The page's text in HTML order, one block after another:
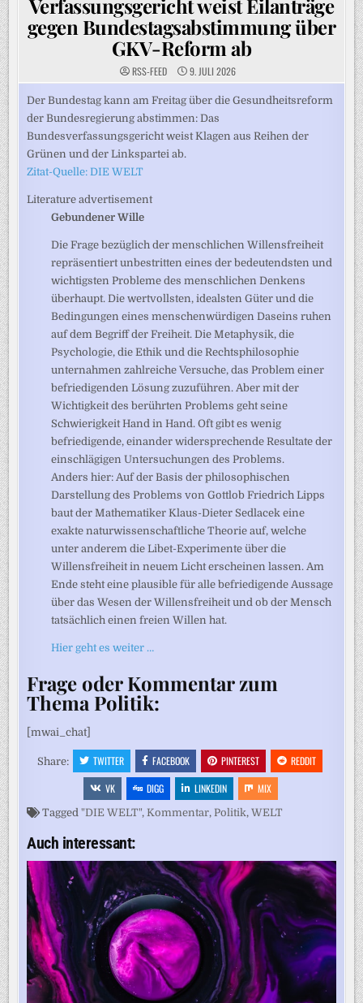
Verfassungsgericht weist Eilanträge
gegen Bundestagsabstimmung über
GKV-Reform ab
RSS-FEED 9. JULI 2026
Der Bundestag kann am Freitag über die Gesundheitsreform
der Bundesregierung abstimmen: Das
Bundesverfassungsgericht weist Klagen aus Reihen der
Grünen und der Linkspartei ab.
Zitat-Quelle: DIE WELT
Literature advertisement
Gebundener Wille
Die Frage bezüglich der menschlichen Willensfreiheit
repräsentiert unbestritten eines der bedeutendsten und
wichtigsten Probleme des menschlichen Denkens
überhaupt. Die wertvollsten, idealsten Güter und die
Bedingungen eines menschenwürdigen Daseins ruhen
auf dem Begriff der Freiheit. Die Metaphysik, die
Psychologie, die Ethik und die Rechtsphilosophie
unternahmen zahlreiche Versuche, das Problem einer
befriedigenden Lösung zuzuführen. Aber mit der
Wichtigkeit des berührten Problems geht seine
Schwierigkeit Hand in Hand. Oft gibt es wenig
befriedigende, einander widersprechende Resultate der
einschlägigen Untersuchungen des Problems.
Anders hier: Auf der Basis der philosophischen
Darstellung des Problems von Gottlob Friedrich Lipps
baut der Mathematiker Klaus-Dieter Sedlacek eine
exakte naturwissenschaftliche Theorie auf, welche
unter anderem die Libet-Experimente über die
Willensfreiheit in neuem Licht erscheinen lassen. Am
Ende steht eine plausible für alle befriedigende Aussage
über das Wesen der Willensfreiheit und ob der Mensch
tatsächlich einen freien Willen hat.
Hier geht es weiter …
Frage oder Kommentar zum
Thema Politik:
[mwai_chat]
Share: TWITTER FACEBOOK PINTEREST
REDDIT
VK
DIGG LINKEDIN MIX
Tagged"DIE WELT",Kommentar,Politik,WELT
Auch interessant: